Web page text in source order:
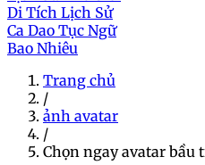
Di Tích Lịch Sử
Ca Dao Tục Ngữ
Bao Nhiêu
Trang chủ
/
ảnh avatar
/
Chọn ngay avatar bầu